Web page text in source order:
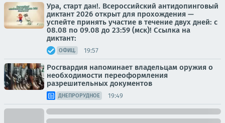
Ура, старт дан!. Всероссийский антидопинговый
диктант 2026 открыт для прохождения —
успейте принять участие в течение двух дней: с
08.08 по 09.08 до 23:59 (мск)! Ссылка на
диктант:
ОФИЦ. 19:57
Росгвардия напоминает владельцам оружия о
необходимости переоформления
разрешительных документов
ДНЕПРОРУДНОЕ 19:49